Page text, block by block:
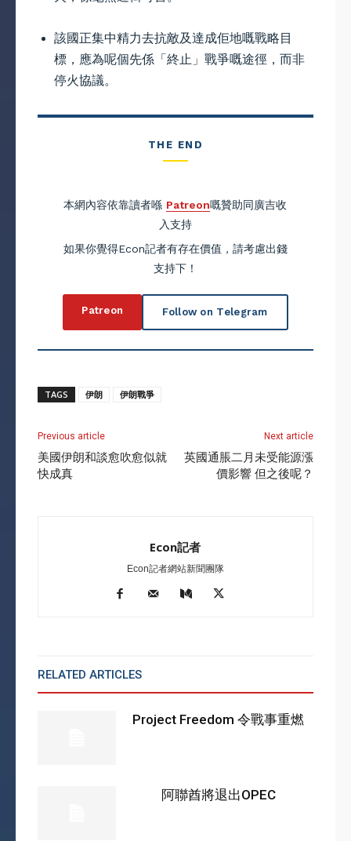
該國正集中精力去抗敵及達成佢地嘅戰略目
標，應為呢個先係「終止」戰爭嘅途徑，而非
停火協議。
THE END
本網內容依靠讀者喺 Patreon嘅贊助同廣吉收
入支持
如果你覺得Econ記者有存在價值，請考慮出錢
支持下！
Patreon Follow on Telegram
TAGS 伊朗 伊朗戰爭
Previous article
美國伊朗和談愈吹愈似就
快成真
Next article
英國通脹二月未受能源漲
價影響 但之後呢？
Econ記者
Econ記者網站新聞團隊
RELATED ARTICLES
Project Freedom 令戰事重燃
阿聯酋將退出OPEC